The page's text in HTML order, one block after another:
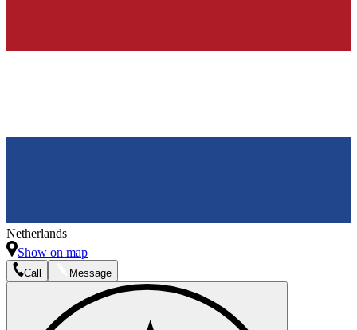
Netherlands
Show on map
Call Message